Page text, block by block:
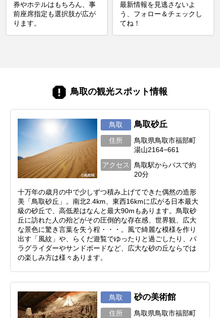
券やホテルはもちろん、事
前座席指定も選択肢が広が
ります。
最新情報を見逃さないよ
う、フォロー＆チェックし
てね！
鳥取の観光スポット情報
鳥取 鳥取砂丘
住所
鳥取県鳥取市福部町
湯山2164−661
アクセス
鳥取駅からバスで約
20分
十万年の歳月の中で少しずつ積み上げてできた偶然の造形
美「鳥取砂丘」。南北2.4km、東西16kmに広がる日本最大
級の砂丘で、高低差はなんと最大90mもあります。鳥取砂
丘に訪れた人の殆どがその圧倒的な存在感、世界観、広大
な景色に驚き言葉を失う程・・・。風で綺麗な模様を作り
出す「風紋」や、らくだ遊覧でゆったりと過ごしたり、パ
ラグライダーやサンドボードなど、広大な砂の丘ならでは
の楽しみ方は様々あります。
鳥取 砂の美術館
住所
鳥取県鳥取市福部町